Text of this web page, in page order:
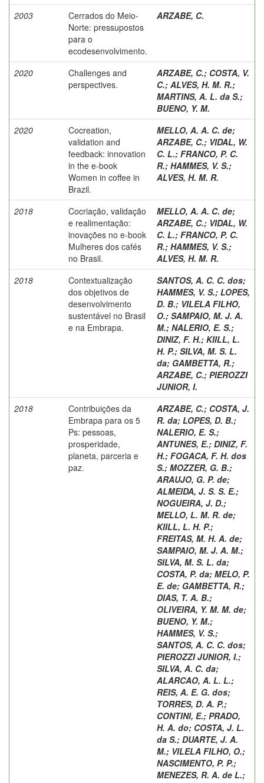
2003
Cerrados do Meio-
Norte: pressupostos
para o
ecodesenvolvimento.
ARZABE, C.
2020
Challenges and
perspectives.
ARZABE, C.; COSTA, V.
C.; ALVES, H. M. R.;
MARTINS, A. L. da S.;
BUENO, Y. M.
2020
Cocreation,
validation and
feedback: innovation
in the e-book
Women in coffee in
Brazil.
MELLO, A. A. C. de;
ARZABE, C.; VIDAL, W.
C. L.; FRANCO, P. C.
R.; HAMMES, V. S.;
ALVES, H. M. R.
2018
Cocriação, validação
e realimentação:
inovações no e-book
Mulheres dos cafés
no Brasil.
MELLO, A. A. C. de;
ARZABE, C.; VIDAL, W.
C. L.; FRANCO, P. C.
R.; HAMMES, V. S.;
ALVES, H. M. R.
2018
Contextualização
dos objetivos de
desenvolvimento
sustentável no Brasil
e na Embrapa.
SANTOS, A. C. C. dos;
HAMMES, V. S.; LOPES,
D. B.; VILELA FILHO,
O.; SAMPAIO, M. J. A.
M.; NALERIO, E. S.;
DINIZ, F. H.; KIILL, L.
H. P.; SILVA, M. S. L.
da; GAMBETTA, R.;
ARZABE, C.; PIEROZZI
JUNIOR, I.
2018
Contribuições da
Embrapa para os 5
Ps: pessoas,
prosperidade,
planeta, parceria e
paz.
ARZABE, C.; COSTA, J.
R. da; LOPES, D. B.;
NALERIO, E. S.;
ANTUNES, E.; DINIZ, F.
H.; FOGACA, F. H. dos
S.; MOZZER, G. B.;
ARAUJO, G. P. de;
ALMEIDA, J. S. S. E.;
NOGUEIRA, J. D.;
MELLO, L. M. R. de;
KIILL, L. H. P.;
FREITAS, M. H. A. de;
SAMPAIO, M. J. A. M.;
SILVA, M. S. L. da;
COSTA, P. da; MELO, P.
E. de; GAMBETTA, R.;
DIAS, T. A. B.;
OLIVEIRA, Y. M. M. de;
BUENO, Y. M.;
HAMMES, V. S.;
SANTOS, A. C. C. dos;
PIEROZZI JUNIOR, I.;
SILVA, A. C. da;
ALARCAO, A. L. L.;
REIS, A. E. G. dos;
TORRES, D. A. P.;
CONTINI, E.; PRADO,
H. A. do; COSTA, J. L.
da S.; DUARTE, J. A.
M.; VILELA FILHO, O.;
NASCIMENTO, P. P.;
MENEZES, R. A. de L.;